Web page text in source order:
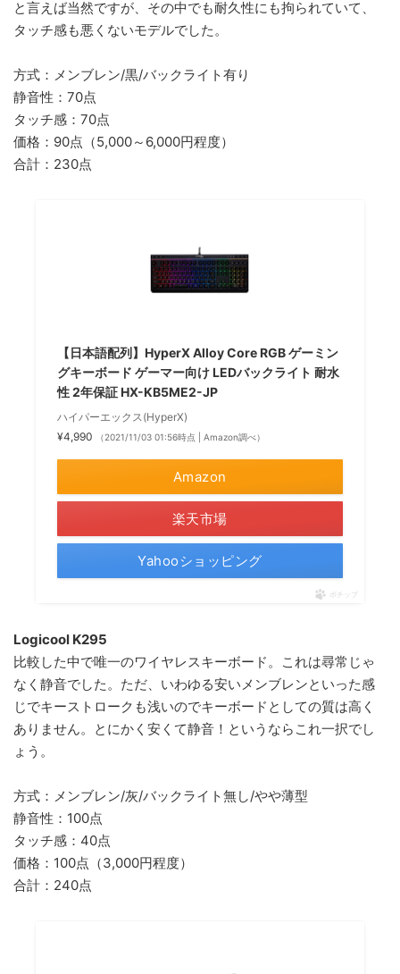
と言えば当然ですが、その中でも耐久性にも拘られていて、
タッチ感も悪くないモデルでした。
方式：メンブレン/黒/バックライト有り
静音性：70点
タッチ感：70点
価格：90点（5,000～6,000円程度）
合計：230点
【日本語配列】HyperX Alloy Core RGB ゲーミン
グキーボード ゲーマー向け LEDバックライト 耐水
性 2年保証 HX-KB5ME2-JP
ハイパーエックス(HyperX)
¥4,990
（2021/11/03 01:56時点 | Amazon調べ）
Amazon
楽天市場
Yahooショッピング
ポチップ
Logicool K295
比較した中で唯一のワイヤレスキーボード。これは尋常じゃ
なく静音でした。ただ、いわゆる安いメンブレンといった感
じでキーストロークも浅いのでキーボードとしての質は高く
ありません。とにかく安くて静音！というならこれ一択でし
ょう。
方式：メンブレン/灰/バックライト無し/やや薄型
静音性：100点
タッチ感：40点
価格：100点（3,000円程度）
合計：240点